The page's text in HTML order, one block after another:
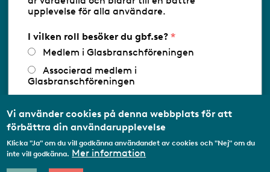
Databasens namn:www.gbf.se-
Glasbranschföreningen AB - Ansvarig
utgivare: Sofia Wahlgren
upplevelse för alla användare.
I vilken roll besöker du gbf.se?
Medlem i Glasbranschföreningen
Associerad medlem i
Glasbranschföreningen
medlemsorganisation/Svenskt Näringsliv
Utbildningsaktör
Student
Vi använder cookies på denna webbplats för att
förbättra din användarupplevelse
Klicka "Ja" om du vill godkänna användandet av cookies och "Nej" om du
inte vill godkänna. Mer information